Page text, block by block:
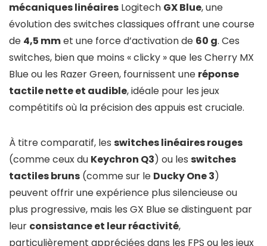
mécaniques linéaires Logitech GX Blue, une
évolution des switches classiques offrant une course
de 4,5 mmet une force d’activation de 60 g. Ces
switches, bien que moins « clicky » que les Cherry MX
Blue ou les Razer Green, fournissent une réponse
tactile nette et audible, idéale pour les jeux
compétitifs où la précision des appuis est cruciale.
À titre comparatif, les switches linéaires rouges
(comme ceux du Keychron Q3) ou les switches
tactiles bruns (comme sur le Ducky One 3)
peuvent offrir une expérience plus silencieuse ou
plus progressive, mais les GX Blue se distinguent par
leur consistance et leur réactivité,
particulièrement appréciées dans les FPS ou les jeux